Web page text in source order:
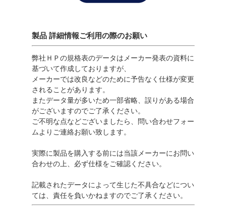
製品 詳細情報ご利用の際のお願い
弊社ＨＰの規格表のデータはメーカー発表の資料に
基づいて作成しておりますが、
メーカーでは改良などのために予告なく仕様が変更
されることがあります。
またデータ量が多いため一部省略、誤りがある場合
がございますのでご了承ください。
ご不明な点などございましたら、問い合わせフォー
ムよりご連絡お願い致します。
実際に製品を購入する前には当該メーカーにお問い
合わせの上、必ず仕様をご確認ください。
記載されたデータによって生じた不具合などについ
ては、責任を負いかねますのでご了承ください。